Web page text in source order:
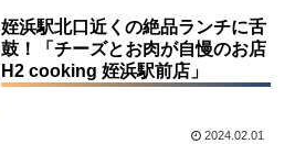
姪浜駅北口近くの絶品ランチに舌
鼓！「チーズとお肉が自慢のお店
H2 cooking 姪浜駅前店」
2024.02.01